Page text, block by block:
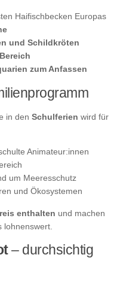
Haifischbecken Europas
und Schildkröten
zum Anfassen
in den Schulferien wird für
Animateur:innen
um Meeresschutz
und Ökosystemen
enthalten und machen
– durchsichtig